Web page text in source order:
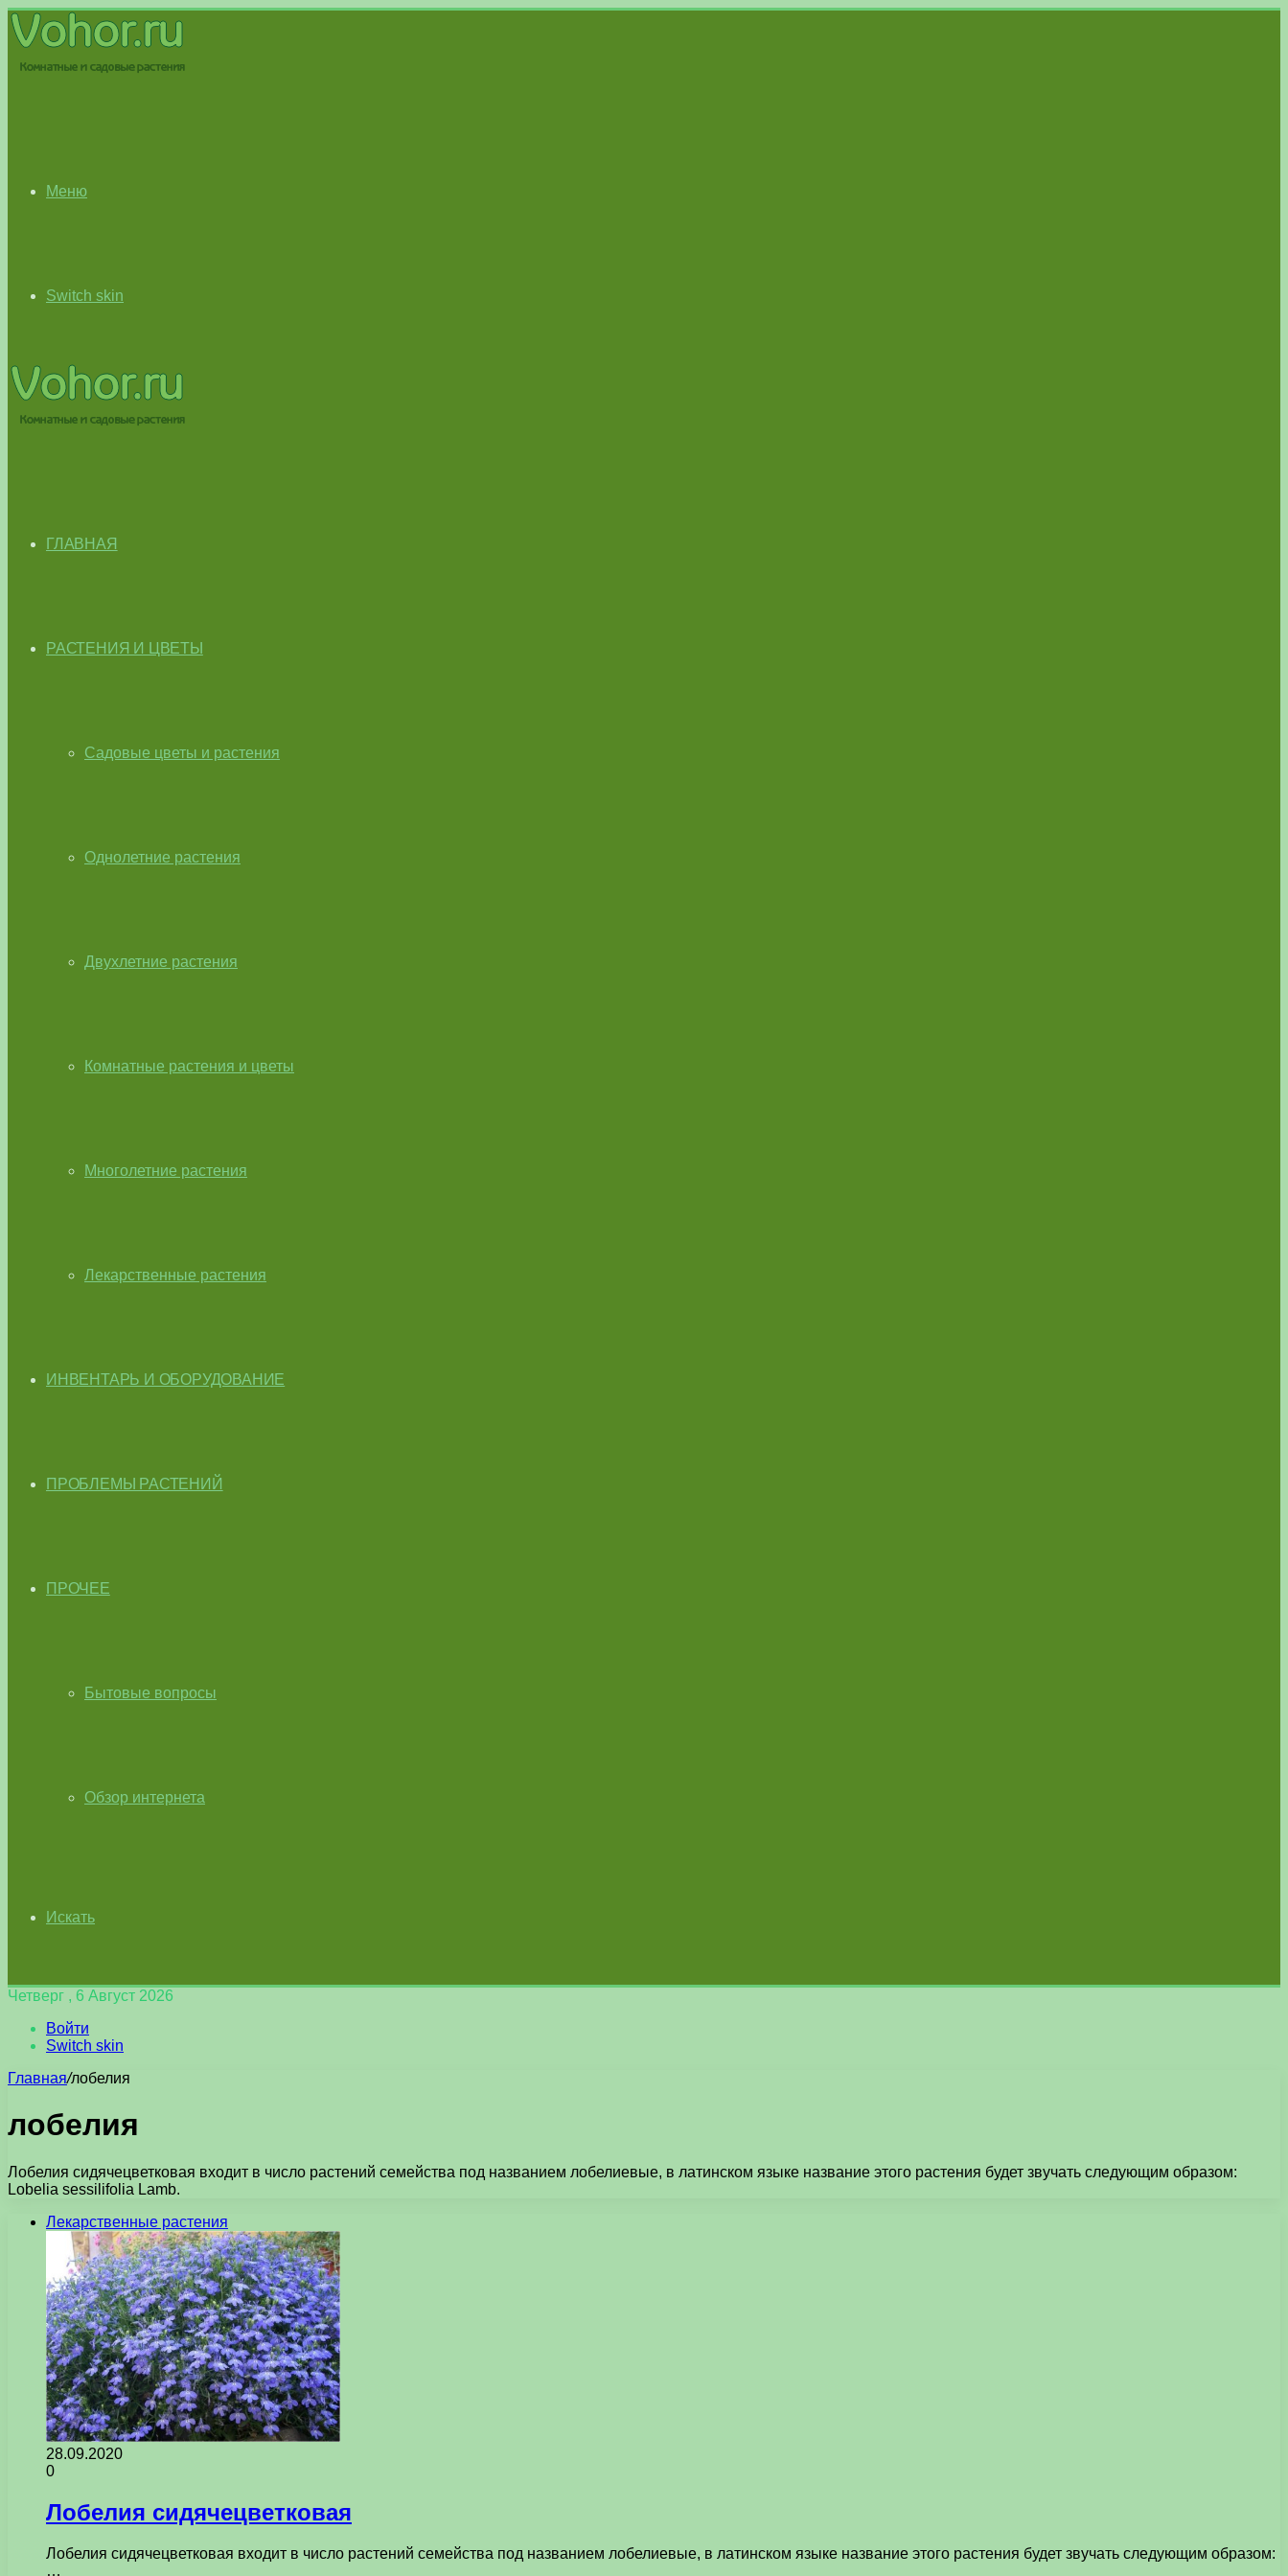
Меню
Switch skin
ГЛАВНАЯ
РАСТЕНИЯ И ЦВЕТЫ
Садовые цветы и растения
Однолетние растения
Двухлетние растения
Комнатные растения и цветы
Многолетние растения
Лекарственные растения
ИНВЕНТАРЬ И ОБОРУДОВАНИЕ
ПРОБЛЕМЫ РАСТЕНИЙ
ПРОЧЕЕ
Бытовые вопросы
Обзор интернета
Искать
Четверг , 6 Август 2026
Войти
Switch skin
Главная/лобелия
лобелия
Лобелия сидячецветковая входит в число растений семейства под названием лобелиевые, в латинском языке название этого растения будет звучать следующим образом:
Lobelia sessilifolia Lamb.
Лекарственные растения
28.09.2020
0
Лобелия сидячецветковая
Лобелия сидячецветковая входит в число растений семейства под названием лобелиевые, в латинском языке название этого растения будет звучать следующим образом:
…